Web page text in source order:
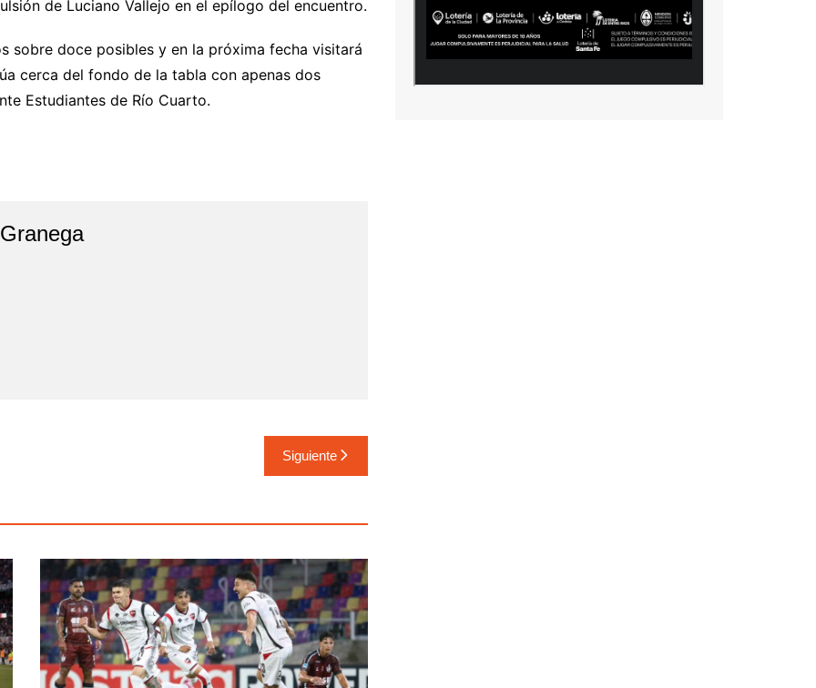
de Luciano Vallejo en el epílogo del encuentro.
sobre doce posibles y en la próxima fecha visitará
cerca del fondo de la tabla con apenas dos
Estudiantes de Río Cuarto.
Siguiente